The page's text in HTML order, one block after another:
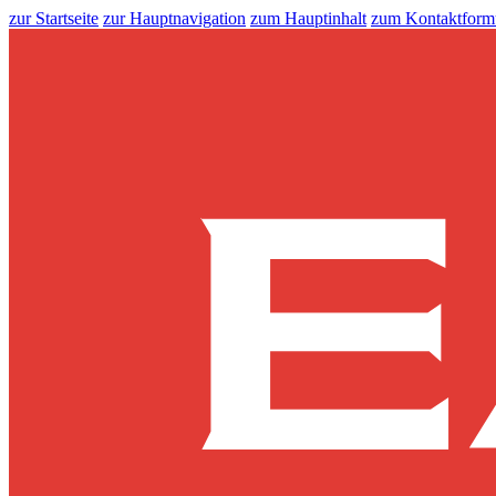
zur Startseite zur Hauptnavigation zum Hauptinhalt zum